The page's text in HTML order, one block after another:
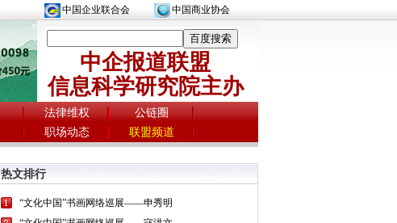
中国企业联合会 中国商业协会
中企报道联盟
信息科学研究院主办
法律维权
公链圈
职场动态 联盟频道
热文排行
“文化中国”书画网络巡展——申秀明